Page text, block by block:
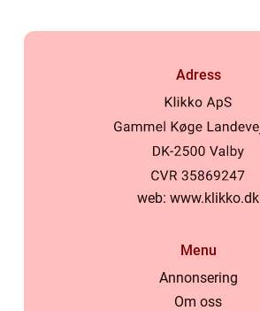
Adress
web: www.klikko.dk
Menu
Annonsering
Om oss